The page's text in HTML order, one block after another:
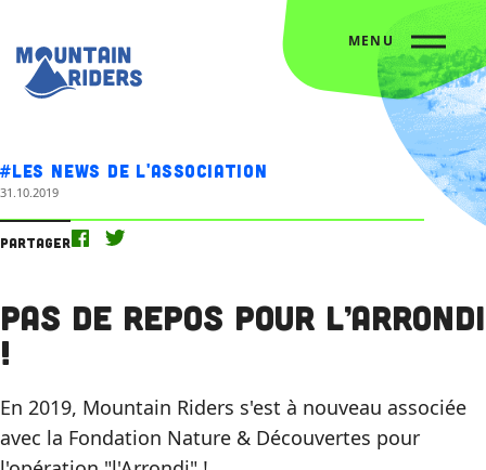
MENU
#Les news de l'association
31.10.2019
Partager
Pas de repos pour l’Arrondi
!
En 2019, Mountain Riders s'est à nouveau associée
avec la Fondation Nature & Découvertes pour